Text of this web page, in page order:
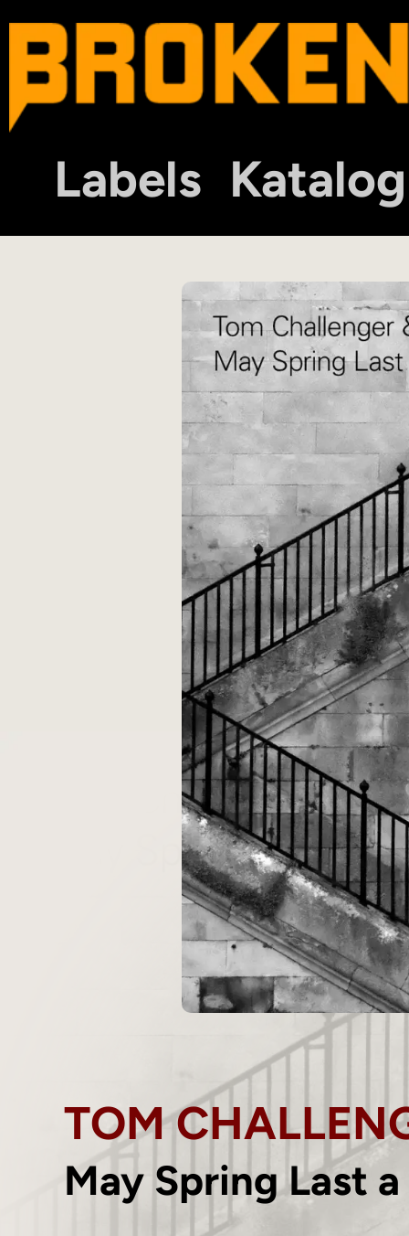
Labels Katalog
TOM
May Spring Last